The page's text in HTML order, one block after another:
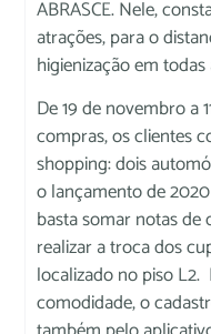
ABRASCE. Nele,
atrações, para o
higienização em todas
De 19 de novembro a
compras, os clientes
shopping: dois
o lançamento de
basta somar notas
realizar a troca dos
localizado no piso
comodidade, o